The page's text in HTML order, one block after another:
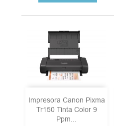
Impresora Canon Pixma
Tr150 Tinta Color 9
Ppm...